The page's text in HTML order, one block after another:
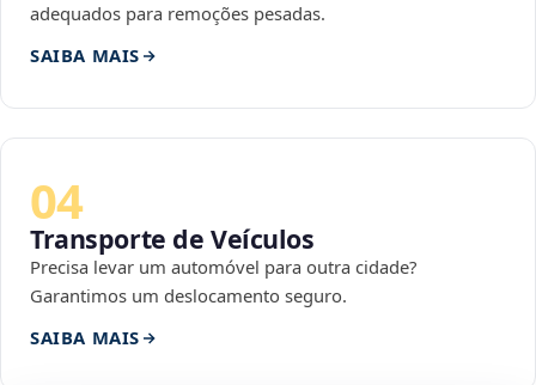
adequados para remoções pesadas.
SAIBA MAIS
04
Transporte de Veículos
Precisa levar um automóvel para outra cidade?
Garantimos um deslocamento seguro.
SAIBA MAIS